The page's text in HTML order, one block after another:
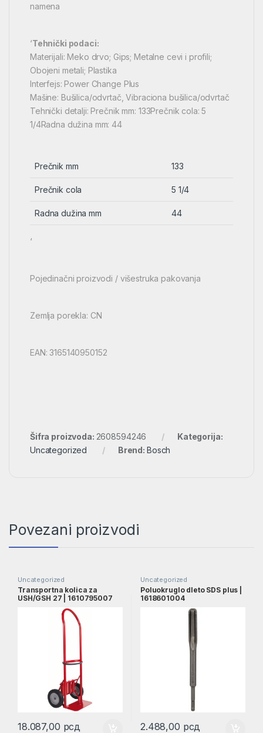
namena
‘Tehnički podaci:
Materijali: Meko drvo; Gips; Metalne cevi i profili;
Obojeni metali; Plastika
Interfejs: Power Change Plus
Mašine: Bušilica/odvrtač, Vibraciona bušilica/odvrtač
Tehnički detalji: Prečnik mm: 133Prečnik cola: 5
1/4Radna dužina mm: 44
Prečnik mm 133
Prečnik cola 5 1/4
Radna dužina mm 44
‘
Pojedinačni proizvodi / višestruka pakovanja
Zemlja porekla: CN
EAN: 3165140950152
Šifra proizvoda: 2608594246
Kategorija:
Uncategorized
Brend: Bosch
Povezani proizvodi
Uncategorized
Transportna kolica za
USH/GSH 27 | 1610795007
18.087,00 рсд
Uncategorized
Poluokruglo dleto SDS plus |
1618601004
2.488,00 рсд